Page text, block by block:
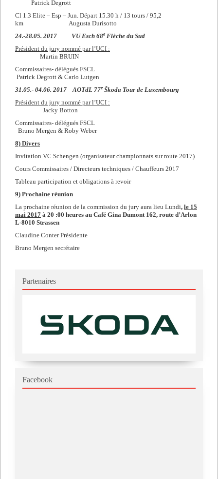
Patrick Degrott
Cl 1.3 Elite – Esp – Jun. Départ 15.30 h / 13 tours / 95,2
km Augusta Durisotto
24.-28.05. 2017 VU Esch 68eFlèche du Sud
Président du jury nommé par l’UCI :
Martin BRUIN
Commissaires- délégués FSCL
Patrick Degrott & Carlo Lutgen
31.05.- 04.06. 2017 AOTdL 77eŠkoda Tour de Luxembourg
Président du jury nommé par l’UCI :
Jacky Botton
Commissaires- délégués FSCL
Bruno Mergen & Roby Weber
8) Divers
Invitation VC Schengen (organisateur championnats sur route 2017)
Cours Commissaires / Directeurs techniques / Chauffeurs 2017
Tableau participation et obligations à revoir
9) Prochaine réunion
La prochaine réunion de la commission du jury aura lieu Lundi, le 15
mai 2017 à 20 :00 heures au Café Gina Dumont 162, route d’Arlon
L-8010 Strassen
Claudine Conter Présidente
Bruno Mergen secrétaire
Partenaires
Facebook